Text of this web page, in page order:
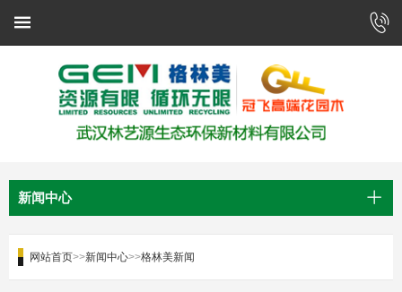
新闻中心
网站首页>>新闻中心>>格林美新闻